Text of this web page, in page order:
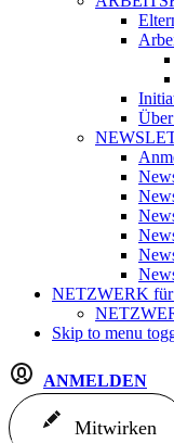
NETZWERK
Skip to menu
ANMELDEN
Mitwirken